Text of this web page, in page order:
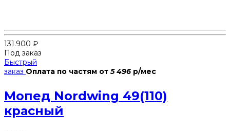
131.900 ₽
Под заказ
Быстрый
заказ Оплата по частям от5 496 р/мес
Мопед Nordwing 49(110)
красный